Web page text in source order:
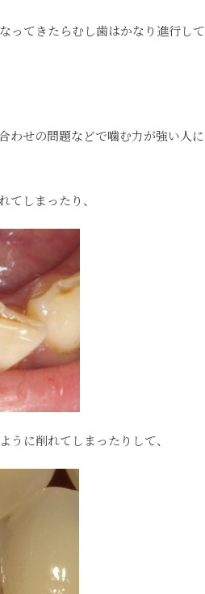
ってきたらむし歯はかなり進行して
わせの問題などで噛む力が強い人に
しまったり、
に削れてしまったりして、